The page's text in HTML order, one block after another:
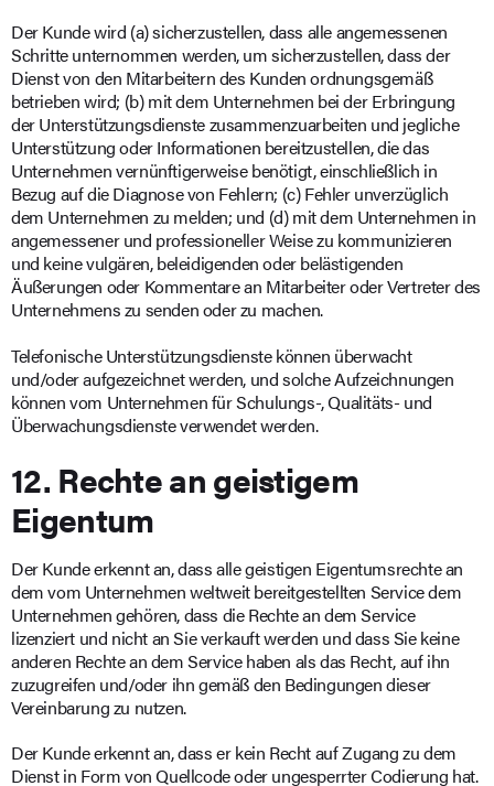
Der Kunde wird (a) sicherzustellen, dass alle angemessenen
Schritte unternommen werden, um sicherzustellen, dass der
Dienst von den Mitarbeitern des Kunden ordnungsgemäß
betrieben wird; (b) mit dem Unternehmen bei der Erbringung
der Unterstützungsdienste zusammenzuarbeiten und jegliche
Unterstützung oder Informationen bereitzustellen, die das
Unternehmen vernünftigerweise benötigt, einschließlich in
Bezug auf die Diagnose von Fehlern; (c) Fehler unverzüglich
dem Unternehmen zu melden; und (d) mit dem Unternehmen in
angemessener und professioneller Weise zu kommunizieren
und keine vulgären, beleidigenden oder belästigenden
Äußerungen oder Kommentare an Mitarbeiter oder Vertreter des
Unternehmens zu senden oder zu machen.
Telefonische Unterstützungsdienste können überwacht
und/oder aufgezeichnet werden, und solche Aufzeichnungen
können vom Unternehmen für Schulungs-, Qualitäts- und
Überwachungsdienste verwendet werden.
12. Rechte an geistigem
Eigentum
Der Kunde erkennt an, dass alle geistigen Eigentumsrechte an
dem vom Unternehmen weltweit bereitgestellten Service dem
Unternehmen gehören, dass die Rechte an dem Service
lizenziert und nicht an Sie verkauft werden und dass Sie keine
anderen Rechte an dem Service haben als das Recht, auf ihn
zuzugreifen und/oder ihn gemäß den Bedingungen dieser
Vereinbarung zu nutzen.
Der Kunde erkennt an, dass er kein Recht auf Zugang zu dem
Dienst in Form von Quellcode oder ungesperrter Codierung hat.